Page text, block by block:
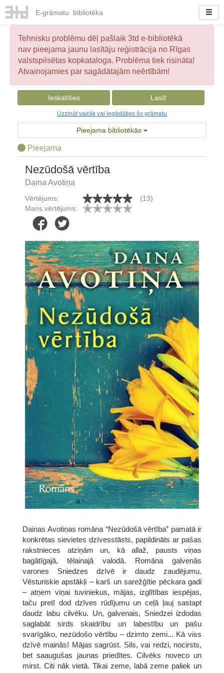
E-grāmatu bibliotēka
Tehnisku problēmu dēļ pašlaik 3td e-bibliotēkā
nav pieejama jaunu lasītāju reģistrācija no Rīgas
valstspilsētas kopkataloga. Problēma tiek risināta!
Atvainojamies par sagādātajām neērtībām!
Ieskatīties Lasīt
Uzzināt vairāk vai iegādāties šo grāmatu
Pieejama bibliotēkās
Pieejama
Nezūdošā vērtība
Daina Avotiņa
Vērtējums:
(13)
Mans vērtējums:
Dainas Avotiņas romāna “Nezūdošā vērtība” pamatā ir
konkrētas sievietes dzīvesstāsts, papildināts ar pašas
rakstnieces atziņām un, kā allaž, pausts viņas
bagātīgajā, tēlainajā valodā. Romāna galvenās
varones Sniedzes dzīvē ir daudz zaudējumu.
Vēsturiskie apstākļi – karš un sarežģītie pēckara gadi
– atņem viņai tuviniekus, mājas, izglītības iespējas,
taču pretī dod dzīves rūdījumu un ceļā ļauj sastapt
daudz labu cilvēku. Un, galvenais, Sniedzei izdodas
saglabāt sirds skaidrību un labestību un pašu
svarīgāko, nezūdošo vērtību – dzimto zemi... Kā viss
dzīvē mainās! Mājas sagrūst. Sils, vai redzi, nocirsts,
bet saaugušas jaunas priedītes. Cilvēks noveco un
mirst. Citi nāk vietā. Tikai zeme, labā zeme paliek un